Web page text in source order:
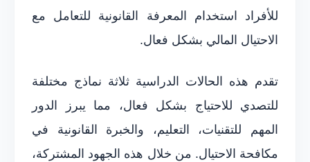
للأفراد استخدام المعرفة القانونية للتعامل مع
الاحتيال المالي بشكل فعال.
تقدم هذه الحالات الدراسية ثلاثة نماذج مختلفة
للتصدي للاحتياج بشكل فعال، مما يبرز الدور
المهم للتقنيات، التعليم، والخبرة القانونية في
مكافحة الاحتيال. من خلال هذه الجهود المشتركة،